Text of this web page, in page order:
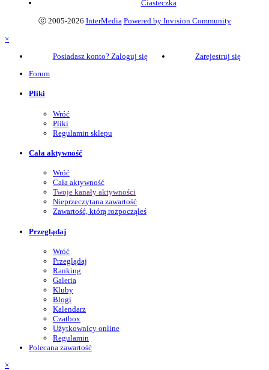
Ciasteczka
ⓒ 2005-2026 InterMedia Powered by Invision Community
×
Posiadasz konto? Zaloguj się
Zarejestruj się
Forum
Pliki
Wróć
Pliki
Regulamin sklepu
Cała aktywność
Wróć
Cała aktywność
Twoje kanały aktywności
Nieprzeczytana zawartość
Zawartość, którą rozpocząłeś
Przeglądaj
Wróć
Przeglądaj
Ranking
Galeria
Kluby
Blogi
Kalendarz
Czatbox
Użytkownicy online
Regulamin
Polecana zawartość
×